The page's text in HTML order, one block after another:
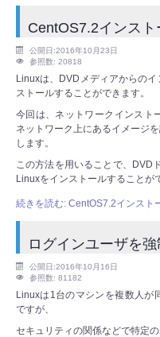
CentOS7.2インスト
公開日:2016年10月23日
参照数: 20818
Linuxは、DVDメディアからの
ストールすることができます。
今回は、ネットワークインスト
ネットワーク上にあるイメージ
します。
この方法を用いることで、DVD
Linuxをインストールすることが
続きを読む: CentOS7.2インスト
ログインユーザを
公開日:2016年10月16日
参照数: 81182
Linuxは1台のマシンを複数人が
ですが、
セキュリティの関係などで特定